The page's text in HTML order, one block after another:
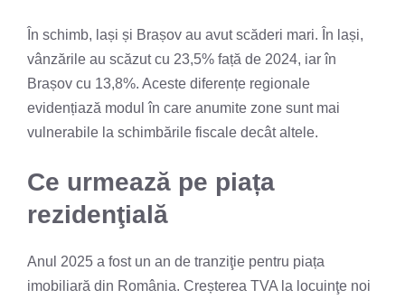
În schimb, lași și Brașov au avut scăderi mari. În lași,
vânzările au scăzut cu 23,5% față de 2024, iar în
Brașov cu 13,8%. Aceste diferențe regionale
evidențiază modul în care anumite zone sunt mai
vulnerabile la schimbările fiscale decât altele.
Ce urmează pe piața
rezidenţială
Anul 2025 a fost un an de tranziţie pentru piața
imobiliară din România. Creșterea TVA la locuinţe noi